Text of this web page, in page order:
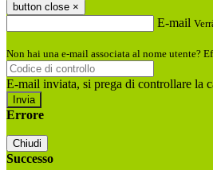
button close ×
E-mail
Non hai una e-mail associata al nome utente?
E-mail inviata, si prega di controllare la
Errore
Chiudi
Successo